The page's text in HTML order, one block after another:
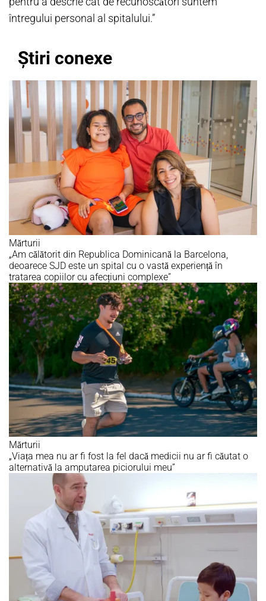
întregului personal al spitalului.”
Știri conexe
Mărturii
„Am călătorit din Republica Dominicană la Barcelona,
deoarece SJD este un spital cu o vastă experiență în
tratarea copiilor cu afecțiuni complexe”
Mărturii
„Viața mea nu ar fi fost la fel dacă medicii nu ar fi căutat o
alternativă la amputarea piciorului meu”